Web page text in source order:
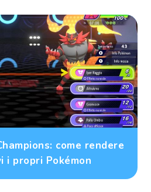
come rendere
i propri Pokémon